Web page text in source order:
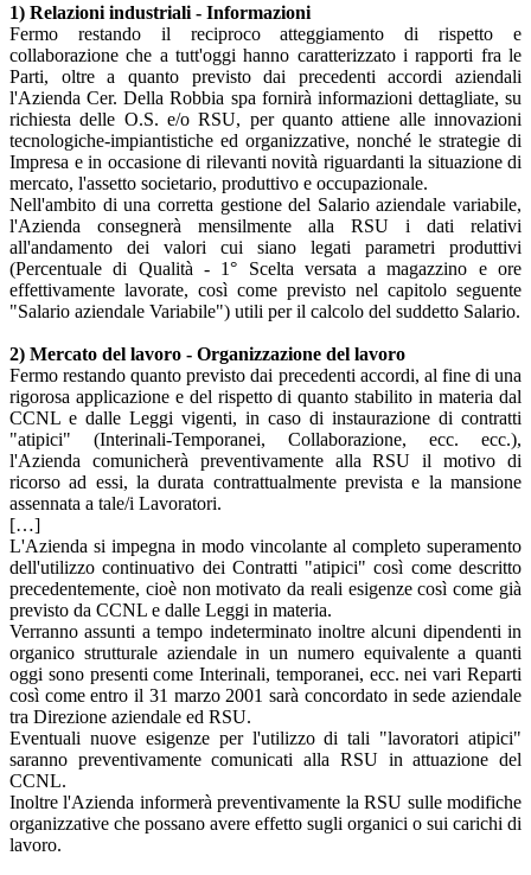
1) Relazioni industriali - Informazioni
Fermo restando il reciproco atteggiamento di rispetto e
collaborazione che a tutt'oggi hanno caratterizzato i rapporti fra le
Parti, oltre a quanto previsto dai precedenti accordi aziendali
l'Azienda Cer. Della Robbia spa fornirà informazioni dettagliate, su
richiesta delle O.S. e/o RSU, per quanto attiene alle innovazioni
tecnologiche-impiantistiche ed organizzative, nonché le strategie di
Impresa e in occasione di rilevanti novità riguardanti la situazione di
mercato, l'assetto societario, produttivo e occupazionale.
Nell'ambito di una corretta gestione del Salario aziendale variabile,
l'Azienda consegnerà mensilmente alla RSU i dati relativi
all'andamento dei valori cui siano legati parametri produttivi
(Percentuale di Qualità - 1° Scelta versata a magazzino e ore
effettivamente lavorate, così come previsto nel capitolo seguente
"Salario aziendale Variabile") utili per il calcolo del suddetto Salario.
2) Mercato del lavoro - Organizzazione del lavoro
Fermo restando quanto previsto dai precedenti accordi, al fine di una
rigorosa applicazione e del rispetto di quanto stabilito in materia dal
CCNL e dalle Leggi vigenti, in caso di instaurazione di contratti
"atipici" (Interinali-Temporanei, Collaborazione, ecc. ecc.),
l'Azienda comunicherà preventivamente alla RSU il motivo di
ricorso ad essi, la durata contrattualmente prevista e la mansione
assennata a tale/i Lavoratori.
[…]
L'Azienda si impegna in modo vincolante al completo superamento
dell'utilizzo continuativo dei Contratti "atipici" così come descritto
precedentemente, cioè non motivato da reali esigenze così come già
previsto da CCNL e dalle Leggi in materia.
Verranno assunti a tempo indeterminato inoltre alcuni dipendenti in
organico strutturale aziendale in un numero equivalente a quanti
oggi sono presenti come Interinali, temporanei, ecc. nei vari Reparti
così come entro il 31 marzo 2001 sarà concordato in sede aziendale
tra Direzione aziendale ed RSU.
Eventuali nuove esigenze per l'utilizzo di tali "lavoratori atipici"
saranno preventivamente comunicati alla RSU in attuazione del
CCNL.
Inoltre l'Azienda informerà preventivamente la RSU sulle modifiche
organizzative che possano avere effetto sugli organici o sui carichi di
lavoro.